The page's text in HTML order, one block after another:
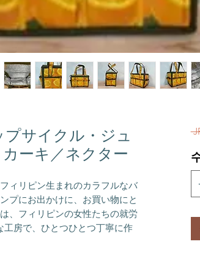
サイクル・ジュ
ーキ／ネクター
ィリピン生まれのカラフルなバ
プにお出かけに、お買い物にと
、フィリピンの女性たちの就労
房で、ひとつひとつ丁寧に作